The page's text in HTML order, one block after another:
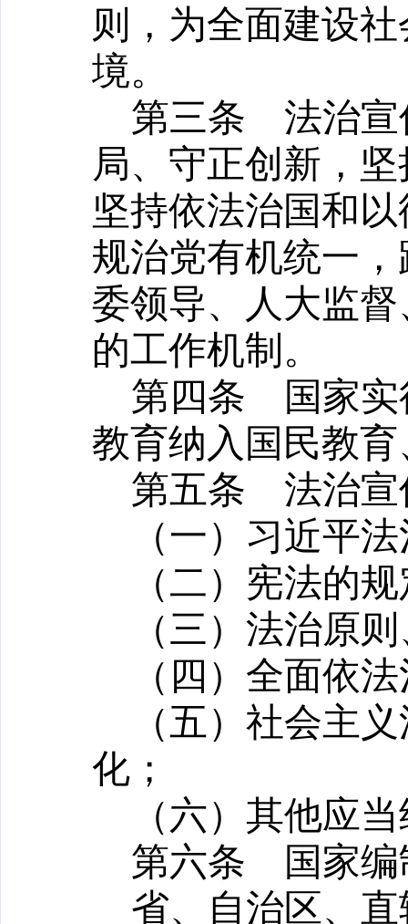
则，为全面建设
境。
第三条 法治宣
局、守正创新，
坚持依法治国和
规治党有机统一
委领导、人大监
的工作机制。
第四条 国家实
教育纳入国民教
第五条 法治宣
（一）习近平
（二）宪法的
（三）法治原
（四）全面依
（五）社会主
化；
（六）其他应
第六条 国家编
省、自治区、